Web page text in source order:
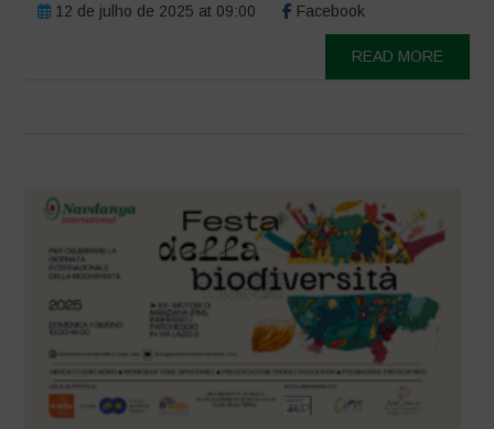
12 de julho de 2025 at 09:00 Facebook
READ MORE